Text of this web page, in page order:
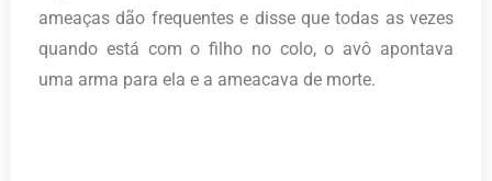
ameaças dão frequentes e disse que todas as vezes
quando está com o filho no colo, o avô apontava
uma arma para ela e a ameacava de morte.